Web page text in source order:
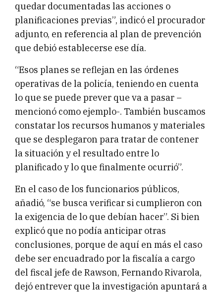
quedar documentadas las acciones o
planificaciones previas”, indicó el procurador
adjunto, en referencia al plan de prevención
que debió establecerse ese día.
“Esos planes se reflejan en las órdenes
operativas de la policía, teniendo en cuenta
lo que se puede prever que va a pasar –
mencionó como ejemplo-. También buscamos
constatar los recursos humanos y materiales
que se desplegaron para tratar de contener
la situación y el resultado entre lo
planificado y lo que finalmente ocurrió”.
En el caso de los funcionarios públicos,
añadió, “se busca verificar si cumplieron con
la exigencia de lo que debían hacer”. Si bien
explicó que no podía anticipar otras
conclusiones, porque de aquí en más el caso
debe ser encuadrado por la fiscalía a cargo
del fiscal jefe de Rawson, Fernando Rivarola,
dejó entrever que la investigación apuntará a